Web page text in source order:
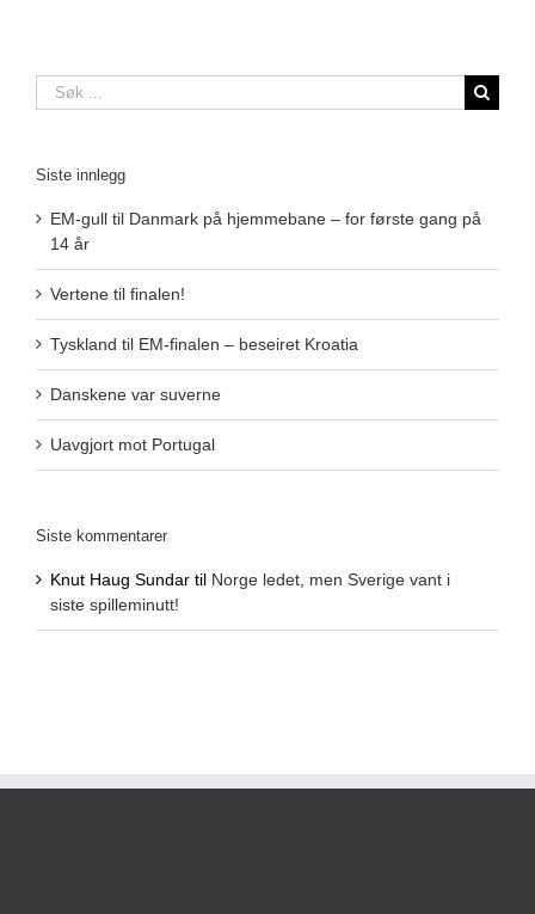
Søk
…
Siste innlegg
EM-gull til Danmark på hjemmebane – for første gang på
14 år
Vertene til finalen!
Tyskland til EM-finalen – beseiret Kroatia
Danskene var suverne
Uavgjort mot Portugal
Siste kommentarer
Knut Haug Sundar til Norge ledet, men Sverige vant i
siste spilleminutt!